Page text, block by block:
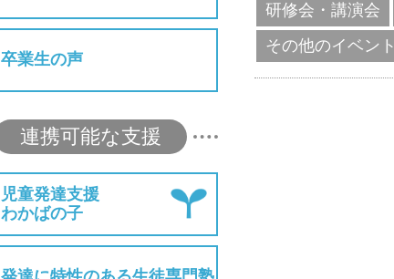
卒業生の声
連携可能な支援
児童発達支援
わかばの子
研修会・講演会
その他のイベント